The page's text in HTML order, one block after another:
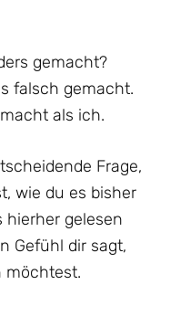
gemacht?
falsch gemacht.
als ich.
Frage,
wie du es bisher
hierher gelesen
Gefühl dir sagt,
möchtest.